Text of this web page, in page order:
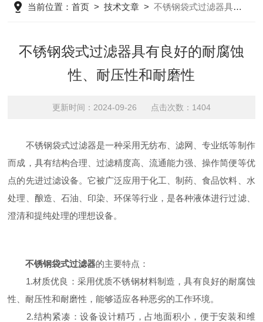
当前位置：首页 >技术文章 >不锈钢袋式过滤器具有良好的耐腐蚀性、耐压性和耐磨性
不锈钢袋式过滤器具有良好的耐腐蚀
性、耐压性和耐磨性
更新时间：2024-09-26 点击次数：1404
不锈钢袋式过滤器是一种采用无纺布、滤网、专业纸等制作
而成，具有结构合理、过滤精度高、流通能力强、操作简便等优
点的先进过滤设备。它被广泛应用于化工、制药、食品饮料、水
处理、酿造、石油、印染、环保等行业，是各种液体进行过滤、
澄清和提纯处理的理想设备。
不锈钢袋式过滤器的主要特点：
1.材质优良：采用优质不锈钢材料制造，具有良好的耐腐蚀
性、耐压性和耐磨性，能够适应各种恶劣的工作环境。
2.结构紧凑：设备设计精巧，占地面积小，便于安装和维